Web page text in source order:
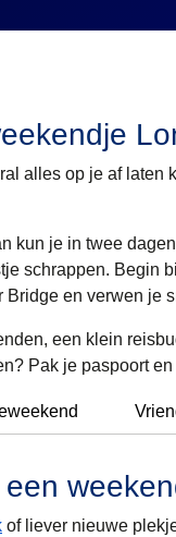
alles op je af laten
kun je in twee
schrappen. Begin
Bridge en verwen je
een klein
Pak je paspoort en
of liever nieuwe